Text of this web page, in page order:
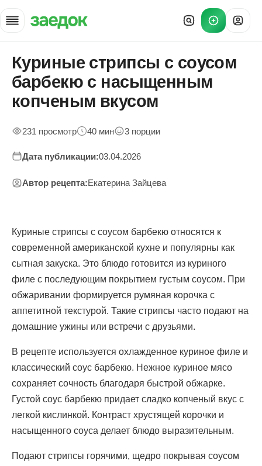
Главная
»
Рецепты
Куриные стрипсы барбекю
Куриные стрипсы с соусом
барбекю с насыщенным
копченым вкусом
231 просмотр 40 мин 3 порции
Дата публикации:03.04.2026
Автор рецепта:Екатерина Зайцева
Куриные стрипсы с соусом барбекю относятся к
современной американской кухне и популярны как
сытная закуска. Это блюдо готовится из куриного
филе с последующим покрытием густым соусом. При
обжаривании формируется румяная корочка с
аппетитной текстурой. Такие стрипсы часто подают на
домашние ужины или встречи с друзьями.
В рецепте используется охлажденное куриное филе и
классический соус барбекю. Нежное куриное мясо
сохраняет сочность благодаря быстрой обжарке.
Густой соус барбекю придает сладко копченый вкус с
легкой кислинкой. Контраст хрустящей корочки и
насыщенного соуса делает блюдо выразительным.
Подают стрипсы горячими, щедро покрывая соусом